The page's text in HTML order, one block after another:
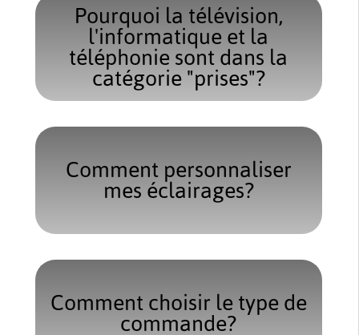
Pourquoi la télévision,
l'informatique et la
téléphonie sont dans la
catégorie "prises"?
Comment personnaliser
mes éclairages?
Comment choisir le type de
commande?